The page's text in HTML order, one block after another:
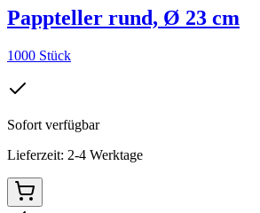
Pappteller rund, Ø 23 cm
1000 Stück
Sofort verfügbar
Lieferzeit: 2-4 Werktage